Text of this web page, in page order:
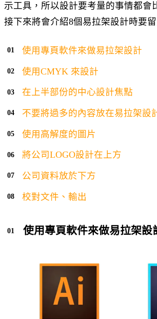
示工具，所以設計要考量的事情都會
接下來將會介紹8個易拉架設計時要留
使用專頁軟件來做易拉架設計
使用CMYK 來設計
在上半部份的中心設計焦點
不要將過多的內容放在易拉架設
使用高解度的圖片
將公司LOGO設計在上方
公司資料放於下方
校對文件、輸出
使用專頁軟件來做易拉架設